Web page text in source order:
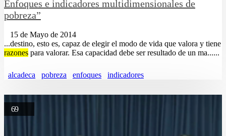
Enfoques e indicadores multidimensionales de
pobreza”
15 de Mayo de 2014
...destino, esto es, capaz de elegir el modo de vida que valora y tiene
razones para valorar. Esa capacidad debe ser resultado de un ma......
alcadeca pobreza enfoques indicadores
69